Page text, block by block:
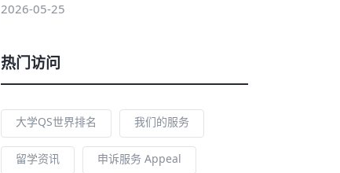
2026-05-25
热门访问
大学QS世界排名 我们的服务
留学资讯 申诉服务 Appeal